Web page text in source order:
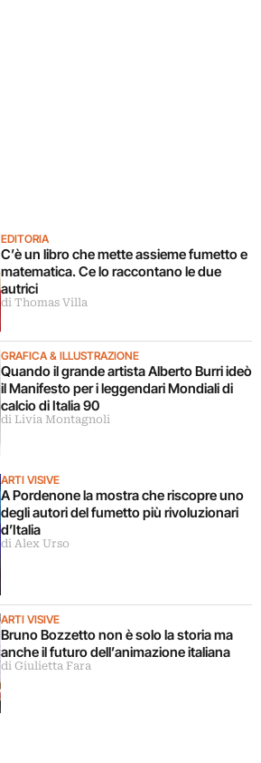
EDITORIA
C’è un libro che mette assieme fumetto e
matematica. Ce lo raccontano le due
autrici
di Thomas Villa
GRAFICA & ILLUSTRAZIONE
Quando il grande artista Alberto Burri ideò
il Manifesto per i leggendari Mondiali di
calcio di Italia 90
di Livia Montagnoli
ARTI VISIVE
A Pordenone la mostra che riscopre uno
degli autori del fumetto più rivoluzionari
d’Italia
di Alex Urso
ARTI VISIVE
Bruno Bozzetto non è solo la storia ma
anche il futuro dell’animazione italiana
di Giulietta Fara